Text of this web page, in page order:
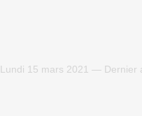
Lundi 15 mars 2021 — Dernier